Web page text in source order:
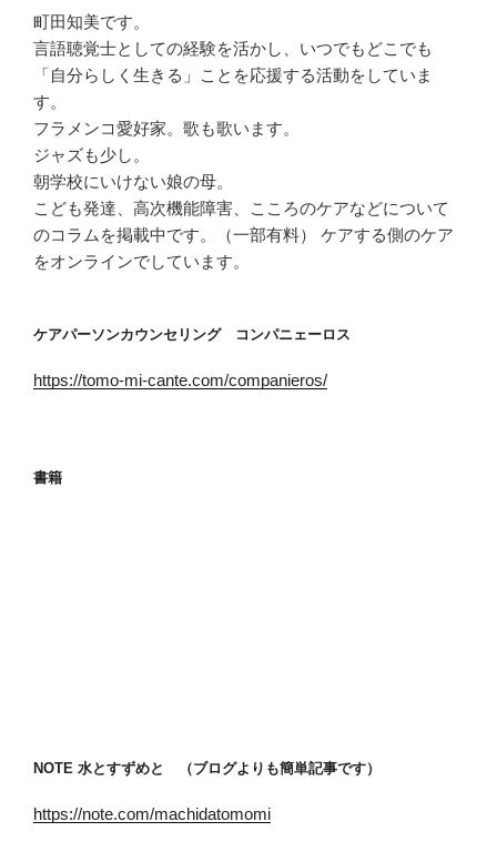
町田知美です。
言語聴覚士としての経験を活かし、いつでもどこでも
「自分らしく生きる」ことを応援する活動をしていま
す。
フラメンコ愛好家。歌も歌います。
ジャズも少し。
朝学校にいけない娘の母。
こども発達、高次機能障害、こころのケアなどについて
のコラムを掲載中です。（一部有料） ケアする側のケア
をオンラインでしています。
ケアパーソンカウンセリング コンパニェーロス
https://tomo-mi-cante.com/companieros/
書籍
NOTE 水とすずめと （ブログよりも簡単記事です）
https://note.com/machidatomomi